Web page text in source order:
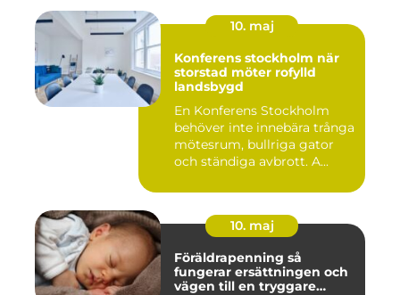
10. maj
Konferens stockholm när
storstad möter rofylld
landsbygd
En Konferens Stockholm
behöver inte innebära trånga
mötesrum, bullriga gator
och ständiga avbrott. A...
10. maj
Föräldrapenning så
fungerar ersättningen och
vägen till en tryggare